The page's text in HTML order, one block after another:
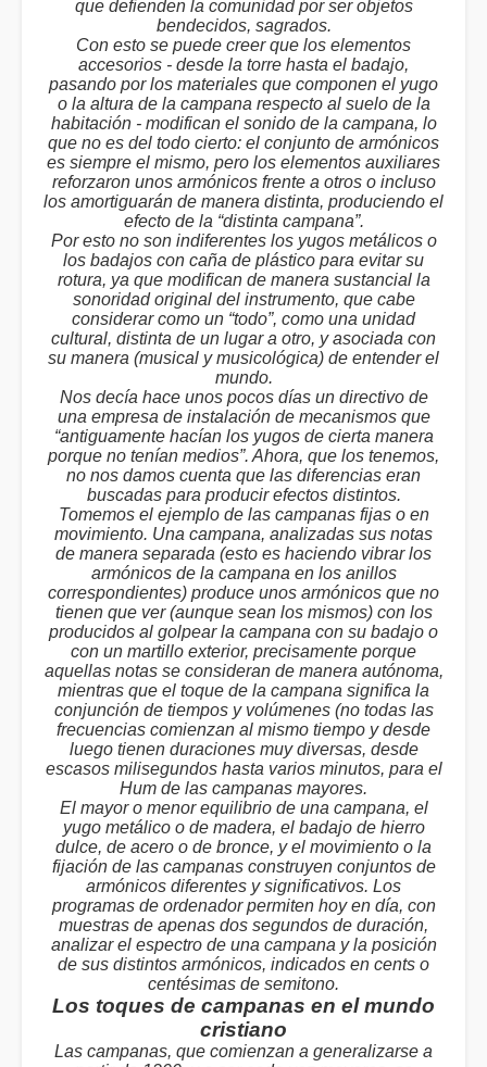
que defienden la comunidad por ser objetos
bendecidos, sagrados.
Con esto se puede creer que los elementos
accesorios - desde la torre hasta el badajo,
pasando por los materiales que componen el yugo
o la altura de la campana respecto al suelo de la
habitación - modifican el sonido de la campana, lo
que no es del todo cierto: el conjunto de armónicos
es siempre el mismo, pero los elementos auxiliares
reforzaron unos armónicos frente a otros o incluso
los amortiguarán de manera distinta, produciendo el
efecto de la “distinta campana”.
Por esto no son indiferentes los yugos metálicos o
los badajos con caña de plástico para evitar su
rotura, ya que modifican de manera sustancial la
sonoridad original del instrumento, que cabe
considerar como un “todo”, como una unidad
cultural, distinta de un lugar a otro, y asociada con
su manera (musical y musicológica) de entender el
mundo.
Nos decía hace unos pocos días un directivo de
una empresa de instalación de mecanismos que
“antiguamente hacían los yugos de cierta manera
porque no tenían medios”. Ahora, que los tenemos,
no nos damos cuenta que las diferencias eran
buscadas para producir efectos distintos.
Tomemos el ejemplo de las campanas fijas o en
movimiento. Una campana, analizadas sus notas
de manera separada (esto es haciendo vibrar los
armónicos de la campana en los anillos
correspondientes) produce unos armónicos que no
tienen que ver (aunque sean los mismos) con los
producidos al golpear la campana con su badajo o
con un martillo exterior, precisamente porque
aquellas notas se consideran de manera autónoma,
mientras que el toque de la campana significa la
conjunción de tiempos y volúmenes (no todas las
frecuencias comienzan al mismo tiempo y desde
luego tienen duraciones muy diversas, desde
escasos milisegundos hasta varios minutos, para el
Hum de las campanas mayores.
El mayor o menor equilibrio de una campana, el
yugo metálico o de madera, el badajo de hierro
dulce, de acero o de bronce, y el movimiento o la
fijación de las campanas construyen conjuntos de
armónicos diferentes y significativos. Los
programas de ordenador permiten hoy en día, con
muestras de apenas dos segundos de duración,
analizar el espectro de una campana y la posición
de sus distintos armónicos, indicados en cents o
centésimas de semitono.
Los toques de campanas en el mundo
cristiano
Las campanas, que comienzan a generalizarse a